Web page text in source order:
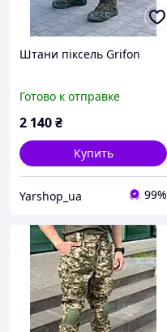
Штани піксель Grifon
Готово к отправке
2 140₴
Купить
Yarshop_ua 99%